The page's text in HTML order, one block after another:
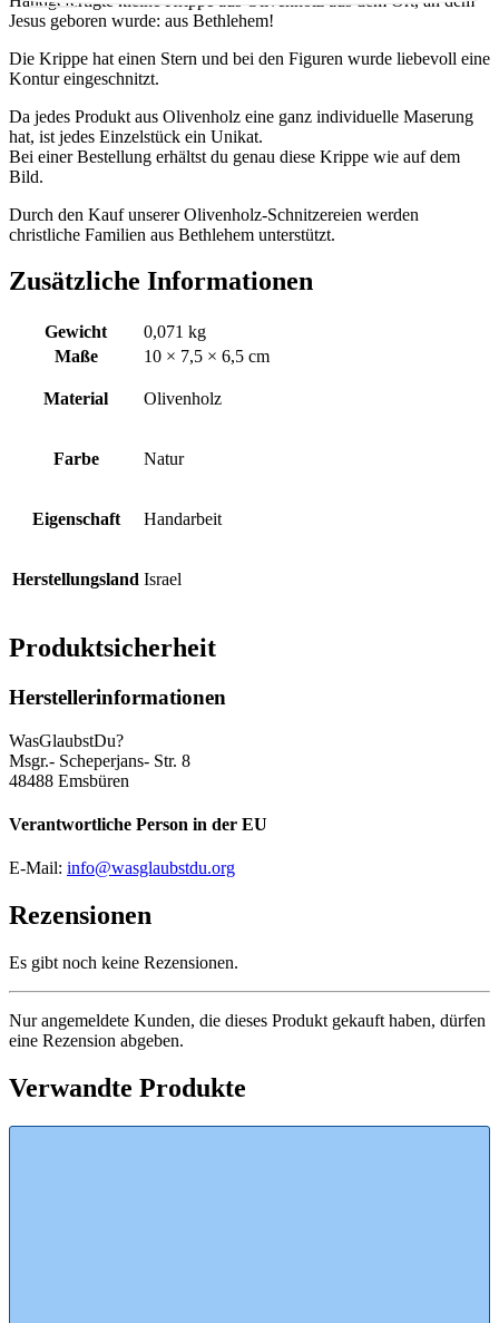
Jesus geboren wurde: aus Bethlehem!
Die Krippe hat einen Stern und bei den Figuren wurde liebevoll eine
Kontur eingeschnitzt.
Da jedes Produkt aus Olivenholz eine ganz individuelle Maserung
hat, ist jedes Einzelstück ein Unikat.
Bei einer Bestellung erhältst du genau diese Krippe wie auf dem
Bild.
Durch den Kauf unserer Olivenholz-Schnitzereien werden
christliche Familien aus Bethlehem unterstützt.
Zusätzliche Informationen
Gewicht
0,071 kg
Maße
10 × 7,5 × 6,5 cm
Material Olivenholz
Farbe Natur
Eigenschaft Handarbeit
Herstellungsland Israel
Produktsicherheit
Herstellerinformationen
WasGlaubstDu?
Msgr.- Scheperjans- Str. 8
48488 Emsbüren
Verantwortliche Person in der EU
E-Mail: info@wasglaubstdu.org
Rezensionen
Es gibt noch keine Rezensionen.
Nur angemeldete Kunden, die dieses Produkt gekauft haben, dürfen
eine Rezension abgeben.
Verwandte Produkte